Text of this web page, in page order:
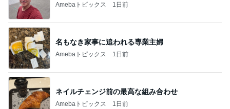
Amebaトピックス 1日前
肉の旨みが楽しめる石焼ビビンバ
Amebaトピックス 1日前